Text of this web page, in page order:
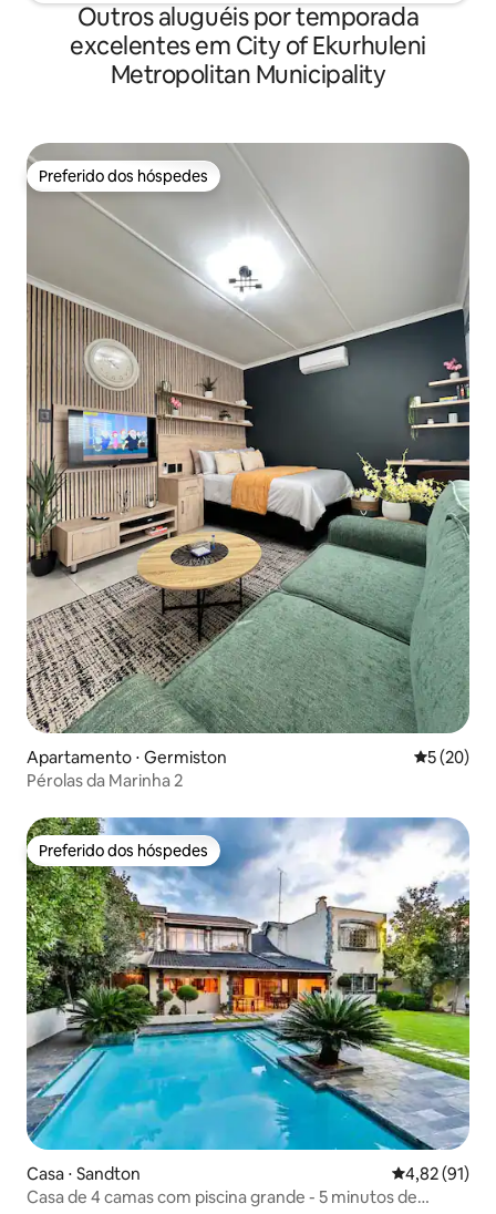
Outros aluguéis por temporada
excelentes em City of Ekurhuleni
Metropolitan Municipality
Preferido dos hóspedes
Preferido dos hóspedes
Apartamento ⋅ Germiston 5 de uma
5 (20)
Pérolas da Marinha 2
Preferido dos hóspedes
Preferido dos hóspedes
Casa ⋅ Sandton 4,82 de uma
4,82 (91)
Casa de 4 camas com piscina grande - 5 minutos de